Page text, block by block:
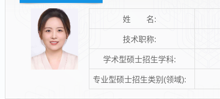
姓 名:
技术职称:
学术型硕士招生学科:
专业型硕士招生类别(领域):